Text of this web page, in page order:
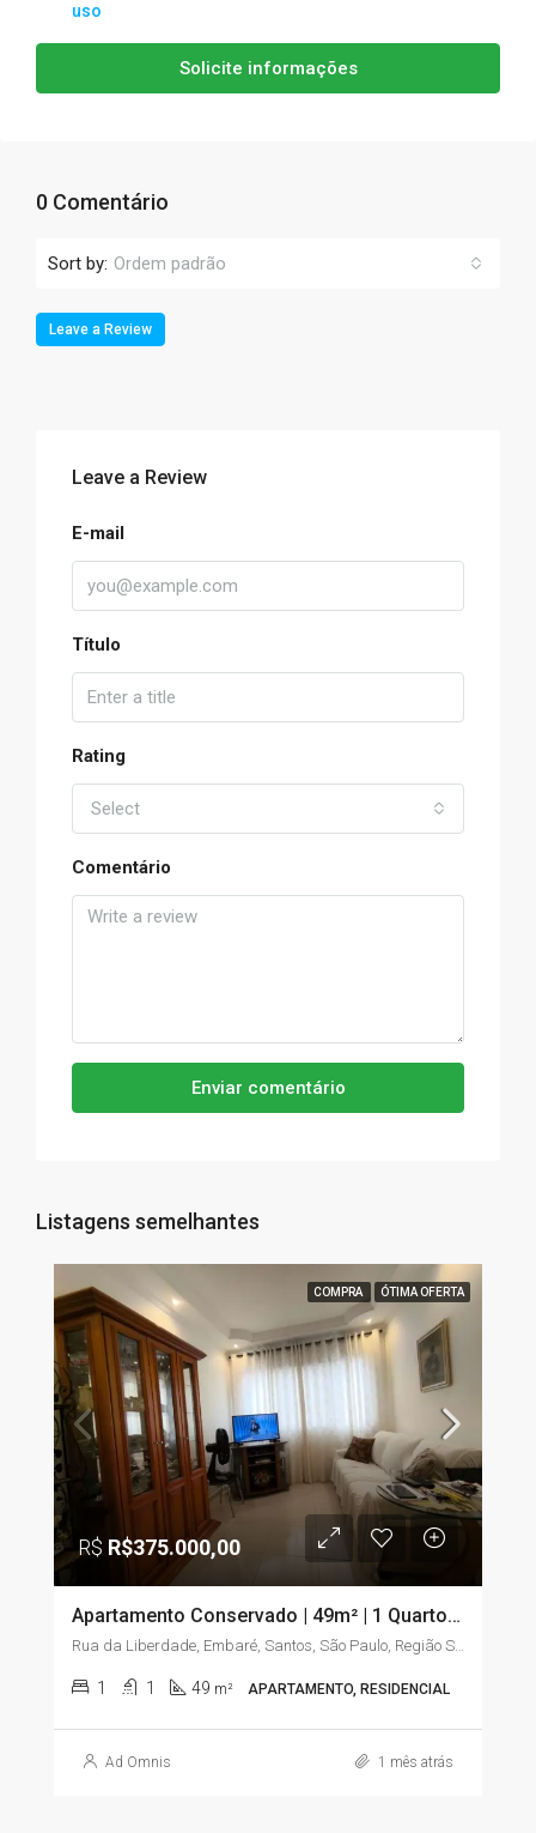
uso
Solicite informações
0 Comentário
Sort by: Ordem padrão
Leave a Review
Leave a Review
E-mail
Título
Rating
Select
Comentário
Enviar comentário
Listagens semelhantes
COMPRA ÓTIMA OFERTA
R$ R$375.000,00
Apartamento Conservado | 49m² | 1 Quarto com Sacada | Embaré – Santos/SP
1 1 49 m² APARTAMENTO, RESIDENCIAL
Ad Omnis 1 mês atrás